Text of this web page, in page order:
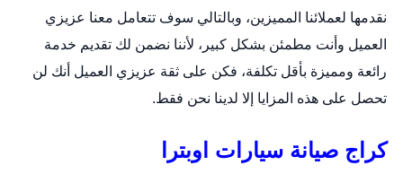
نقدمها لعملائنا المميزين، وبالتالي سوف تتعامل معنا عزيزي
العميل وأنت مطمئن بشكل كبير، لأننا نضمن لك تقديم خدمة
رائعة ومميزة بأقل تكلفة، فكن على ثقة عزيزي العميل أنك لن
تحصل على هذه المزايا إلا لدينا نحن فقط.
كراج صيانة سيارات اوبترا